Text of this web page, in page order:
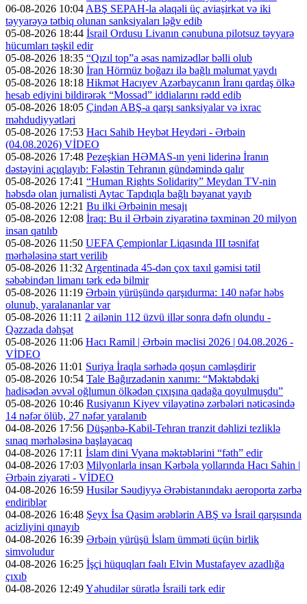
06-08-2026 10:04 ABŞ SEPAH-la əlaqəli üç aviaşirkət və iki
təyyarəyə tətbiq olunan sanksiyaları ləğv edib
05-08-2026 18:44 İsrail Ordusu Livanın cənubuna pilotsuz təyyarə
hücumları təşkil edir
05-08-2026 18:35 “Qızıl top”a əsas namizədlər bəlli olub
05-08-2026 18:30 İran Hörmüz boğazı ilə bağlı məlumat yaydı
05-08-2026 18:18 Hikmət Hacıyev Azərbaycanın İranı qardaş ölkə
hesab ediyini bildirərək “Mossad” iddialarını rədd edib
05-08-2026 18:05 Çindən ABŞ-a qarşı sanksiyalar və ixrac
məhdudiyyətləri
05-08-2026 17:53 Hacı Sahib Heybət Heydəri - Ərbəin
(04.08.2026) VİDEO
05-08-2026 17:48 Pezeşkian HƏMAS-ın yeni liderinə İranın
dəstəyini açıqlayıb: Fələstin Tehranın gündəmində qalır
05-08-2026 17:41 “Human Rights Solidarity” Meydan TV-nin
həbsdə olan jurnalisti Aytac Tapdıqla bağlı bəyanat yayıb
05-08-2026 12:21 Bu ilki Ərbəinin mesajı
05-08-2026 12:08 İraq: Bu il Ərbəin ziyarətinə təxminən 20 milyon
insan qatılıb
05-08-2026 11:50 UEFA Çempionlar Liqasında III təsnifat
mərhələsinə start verilib
05-08-2026 11:32 Argentinada 45-dən çox taxıl gəmisi tətil
səbəbindən limanı tərk edə bilmir
05-08-2026 11:19 Ərbəin yürüşündə qarşıdurma: 140 nəfər həbs
olunub, yaralananlar var
05-08-2026 11:11 2 ailənin 112 üzvü illər sonra dəfn olundu -
Qəzzada dəhşət
05-08-2026 11:06 Hacı Ramil | Ərbəin məclisi 2026 | 04.08.2026 -
VİDEO
05-08-2026 11:01 Suriya İraqla sərhədə qoşun cəmləşdirir
05-08-2026 10:54 Tale Bağırzadənin xanımı: “Məktəbdəki
hadisədən əvvəl oğlumun ölkədən çıxışına qadağa qoyulmuşdu”
05-08-2026 10:46 Rusiyanın Kiyev vilayətinə zərbələri nəticəsində
14 nəfər ölüb, 27 nəfər yaralanıb
04-08-2026 17:56 Düşənbə-Kabil-Tehran tranzit dəhlizi tezliklə
sınaq mərhələsinə başlayacaq
04-08-2026 17:11 İslam dini Vyana məktəblərini “fəth” edir
04-08-2026 17:03 Milyonlarla insan Kərbəla yollarında Hacı Sahin |
Ərbəin ziyarəti - VİDEO
04-08-2026 16:59 Husilər Səudiyyə Ərəbistanındakı aeroporta zərbə
endiriblər
04-08-2026 16:48 Şeyx İsa Qasim ərəblərin ABŞ və İsrail qarşısında
acizliyini qınayıb
04-08-2026 16:39 Ərbəin yürüşü İslam ümməti üçün birlik
simvoludur
04-08-2026 16:25 İşçi hüquqları fəalı Elvin Mustafayev azadlığa
çıxıb
04-08-2026 12:49Yəhudilər sürətlə İsraili tərk edir